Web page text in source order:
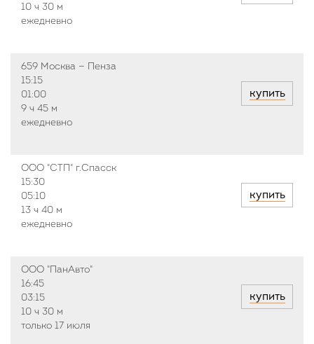
10 ч 30 м
ежедневно
659 Москва — Пенза
15:15
01:00
9 ч 45 м
ежедневно
купить
ООО "СТП" г.Спасск
15:30
05:10
13 ч 40 м
ежедневно
купить
ООО "ПанАвто"
16:45
03:15
10 ч 30 м
только 17 июля
купить